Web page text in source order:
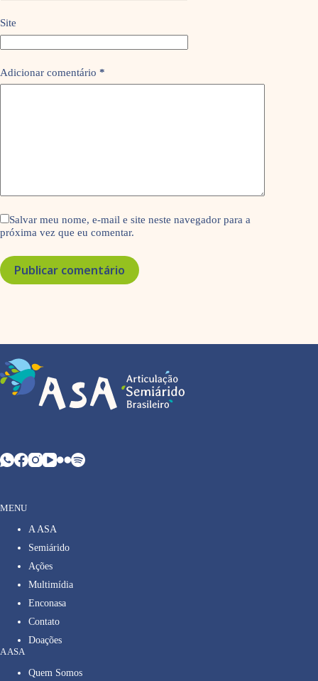
Site
Adicionar comentário *
Salvar meu nome, e-mail e site neste navegador para a
próxima vez que eu comentar.
Publicar comentário
MENU
A ASA
Semiárido
Ações
Multimídia
Enconasa
Contato
Doações
A ASA
Quem Somos